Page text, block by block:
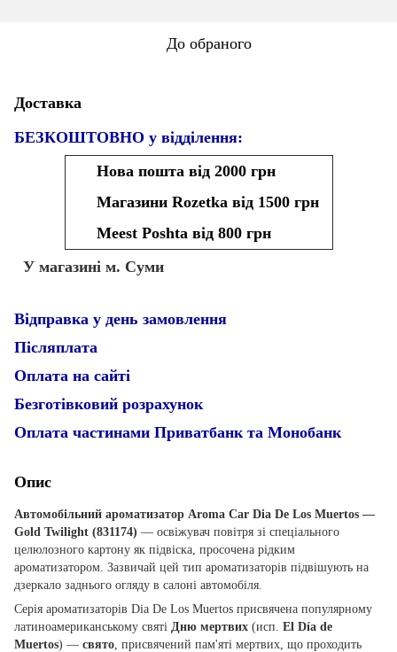
До обраного
Доставка
БЕЗКОШТОВНО у відділення:
Нова пошта від 2000 грн
Магазини Rozetka від 1500 грн
Meest Poshta від 800 грн
У магазині м. Суми
Відправка у день замовлення
Післяплата
Оплата на сайті
Безготівковий розрахунок
Оплата частинами Приватбанк та Монобанк
Опис
Автомобільний ароматизатор Aroma Car Dia De Los Muertos —
Gold Twilight (831174) — освіжувач повітря зі спеціального
целюлозного картону як підвіска, просочена рідким
ароматизатором. Зазвичай цей тип ароматизаторів підвішують на
дзеркало заднього огляду в салоні автомобіля.
Серія ароматизаторів Dia De Los Muertos присвячена популярному
латиноамериканському святі Дню мертвих (исп. El Día de
Muertos) — свято , присвячений пам'яті мертвих, що проходить